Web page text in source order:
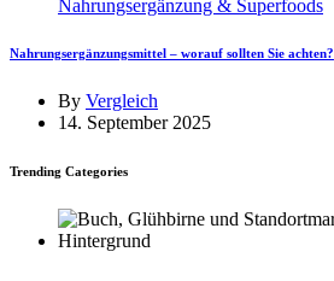
Nahrungsergänzung & Superfoods
Nahrungsergänzungsmittel – worauf sollten Sie achten?
By Vergleich
14. September 2025
Trending Categories